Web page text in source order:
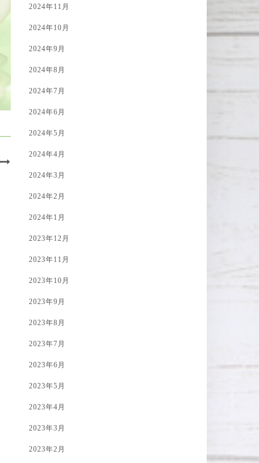
2024年11月
2024年10月
2024年9月
2024年8月
2024年7月
2024年6月
2024年5月
2024年4月
2024年3月
2024年2月
2024年1月
2023年12月
2023年11月
2023年10月
2023年9月
2023年8月
2023年7月
2023年6月
2023年5月
2023年4月
2023年3月
2023年2月